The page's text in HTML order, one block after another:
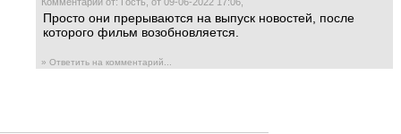
Просто они прерываются на выпуск новостей, после
которого фильм возобновляется.
» Ответить на комментарий...